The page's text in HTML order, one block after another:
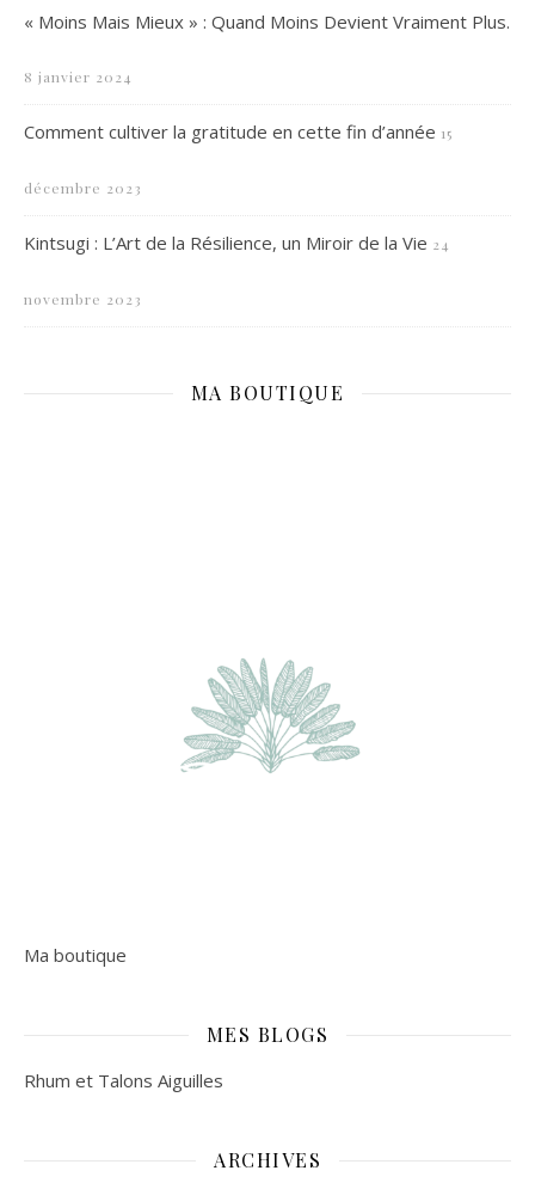
« Moins Mais Mieux » : Quand Moins Devient Vraiment Plus.
8 janvier 2024
Comment cultiver la gratitude en cette fin d’année 15
décembre 2023
Kintsugi : L’Art de la Résilience, un Miroir de la Vie 24
novembre 2023
MA BOUTIQUE
Ma boutique
MES BLOGS
Rhum et Talons Aiguilles
ARCHIVES